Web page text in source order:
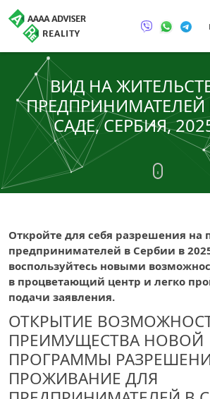
ВИД НА
САДЕ, СЕРБИЯ,
Откройте для себя разрешения на
предпринимателей в Сербии в
воспользуйтесь новыми
в процветающий центр и легко
подачи заявления.
ОТКРЫТИЕ
ПРЕИМУЩЕСТВА НОВОЙ
ПРОГРАММЫ
ПРОЖИВАНИЕ ДЛЯ